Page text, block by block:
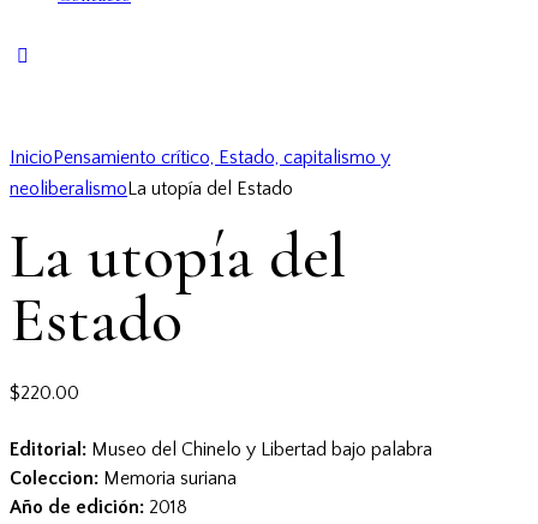
Inicio Pensamiento crítico, Estado, capitalismo y
neoliberalismo La utopía del Estado
La utopía del
Estado
$220.00
Editorial: Museo del Chinelo y Libertad bajo palabra
Coleccion: Memoria suriana
Año de edición: 2018